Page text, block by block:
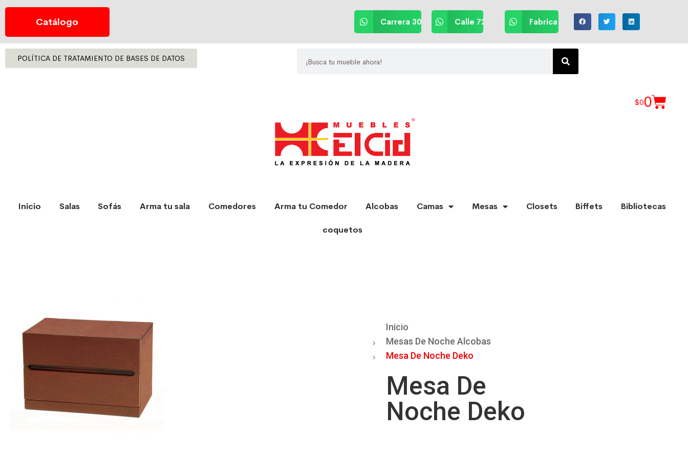
Catálogo Carrera 30 Calle 72 Fabrica
POLÍTICA DE TRATAMIENTO DE BASES DE DATOS
$00
Inicio Salas Sofás Arma tu sala Comedores Arma tu Comedor Alcobas Camas Mesas Closets Biffets Bibliotecas
coquetos
Inicio
Mesas De Noche Alcobas
Mesa De Noche Deko
Mesa De
Noche Deko